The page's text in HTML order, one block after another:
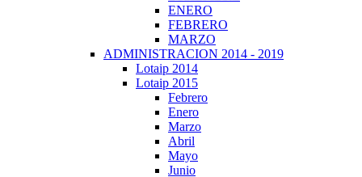
ENERO
FEBRERO
MARZO
ADMINISTRACION 2014 - 2019
Lotaip 2014
Lotaip 2015
Febrero
Enero
Marzo
Abril
Mayo
Junio